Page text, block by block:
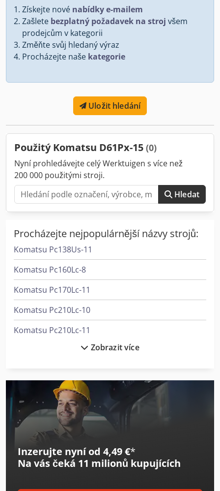
Získejte nové nabídky e-mailem
Zašlete bezplatný požadavek na stroj všem
prodejcům v kategorii
Změňte svůj hledaný výraz
Procházejte naše kategorie
Uložit hledání
Použitý Komatsu D61Px-15 (0)
Nyní prohledávejte celý Werktuigen s více než
200 000 použitými stroji.
Hledat
Procházejte nejpopulárnější názvy strojů:
Komatsu Pc138Us-11
Komatsu Pc160Lc-8
Komatsu Pc170Lc-11
Komatsu Pc210Lc-10
Komatsu Pc210Lc-11
Komatsu Pc240Nlc-10
Komatsu Pc26Mr-3
Komatsu Pc26Mr-5
Komatsu Pc35Mr-3
Komatsu Pc35Mr-5
Komatsu Pc360Lc-11
Zobrazit více
Inzerujte nyní od 4,49 €*
Na vás čeká 11 milionů kupujících